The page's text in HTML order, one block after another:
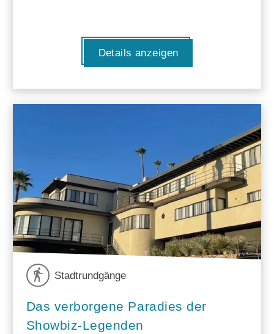
Details anzeigen
Stadtrundgänge
Das verborgene Paradies der
Showbiz-Legenden